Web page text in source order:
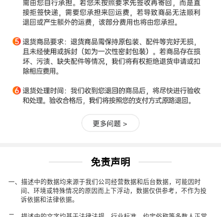
免责声明
一、描述中的数据均来源于我们公司经营数据和后台数据，可能因时
间、环境或特殊情况的原因而上下浮动，数据仅供参考，不作为投
诉依据和法律依据。